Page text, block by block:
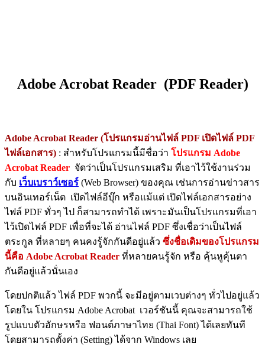
Adobe Acrobat Reader (PDF Reader)
Adobe Acrobat Reader (โปรแกรมอ่านไฟล์ PDF เปิดไฟล์ PDF
ไฟล์เอกสาร) : สำหรับโปรแกรมนี้มีชื่อว่า โปรแกรม Adobe
Acrobat Reader จัดว่าเป็นโปรแกรมเสริม ที่เอาไว้ใช้งานร่วม
กับ เว็บเบราว์เซอร์ (Web Browser) ของคุณ เช่นการอ่านข่าวสาร
บนอินเทอร์เน็ต เปิดไฟล์อีบุ๊ก หรือแม้แต่ เปิดไฟล์เอกสารอย่าง
ไฟล์ PDF ทั่วๆ ไป ก็สามารถทำได้ เพราะมันเป็นโปรแกรมที่เอา
ไว้เปิดไฟล์ PDF เพื่อที่จะได้ อ่านไฟล์ PDF ซึ่งเชื่อว่าเป็นไฟล์
ตระกูล ที่หลายๆ คนคงรู้จักกันดีอยู่แล้ว ซึ่งชื่อเดิมของโปรแกรม
นี้คือ Adobe Acrobat Reader ที่หลายคนรู้จัก หรือ คุ้นหูคุ้นตา
กันดีอยู่แล้วนั่นเอง
โดยปกติแล้ว ไฟล์ PDF พวกนี้ จะมีอยู่ตามเวบต่างๆ ทั่วไปอยู่แล้ว
โดยใน โปรแกรม Adobe Acrobat เวอร์ชันนี้ คุณจะสามารถใช้
รูปแบบตัวอักษรหรือ ฟอนต์ภาษาไทย (Thai Font) ได้เลยทันที
โดยสามารถตั้งค่า (Setting) ได้จาก Windows เลย